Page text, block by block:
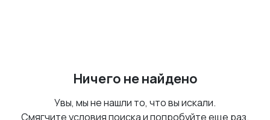
Ничего не найдено
Увы, мы не нашли то, что вы искали.
Смягчите условия поиска и попробуйте еще раз.